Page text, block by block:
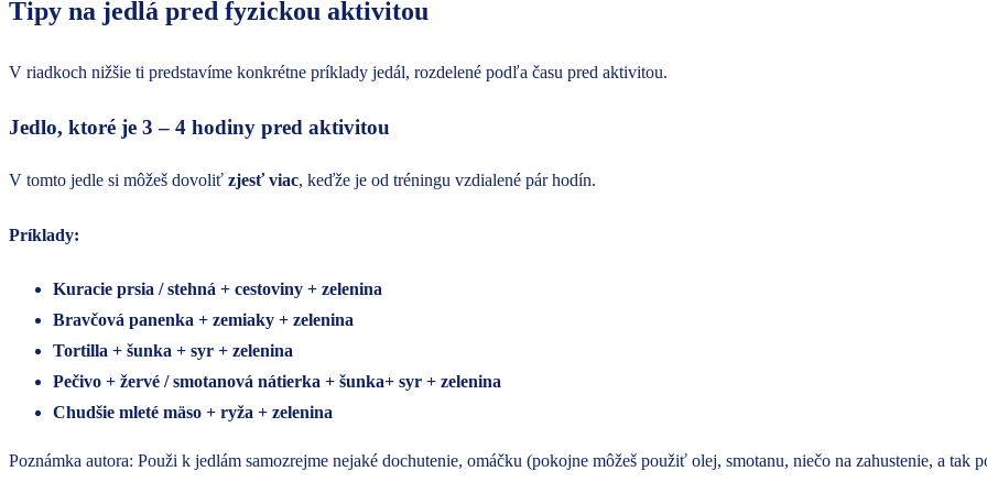
Tipy na jedlá pred fyzickou aktivitou
V riadkoch nižšie ti predstavíme konkrétne príklady jedál, rozdelené podľa času pred aktivitou.
Jedlo, ktoré je 3 – 4 hodiny pred aktivitou
V tomto jedle si môžeš dovoliť zjesť viac, keďže je od tréningu vzdialené pár hodín.
Príklady:
Kuracie prsia / stehná + cestoviny + zelenina
Bravčová panenka + zemiaky + zelenina
Tortilla + šunka + syr + zelenina
Pečivo + žervé / smotanová nátierka + šunka+ syr + zelenina
Chudšie mleté mäso + ryža + zelenina
Poznámka autora: Použi k jedlám samozrejme nejaké dochutenie, omáčku (pokojne môžeš použiť olej, smotanu, niečo na zahustenie, a tak